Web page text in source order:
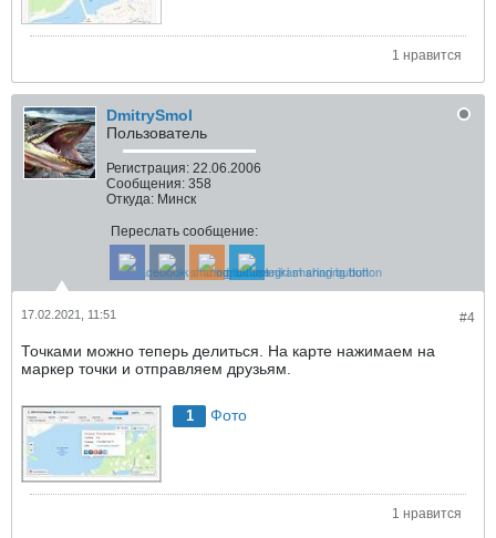
1 нравится
DmitrySmol
Пользователь
Регистрация: 22.06.2006
Сообщения: 358
Откуда: Минск
Переслать сообщение:
#4
17.02.2021, 11:51
Точками можно теперь делиться. На карте нажимаем на
маркер точки и отправляем друзьям.
1 Фото
1 нравится